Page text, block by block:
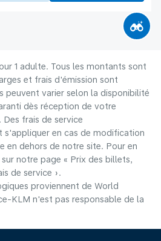
1 adulte. Tous les montants sont
et frais d'émission sont
peuvent varier selon la disponibilité
dès réception de votre
frais de service
s'appliquer en cas de modification
en dehors de notre site. Pour en
notre page « Prix des billets,
de service ».
proviennent de World
KLM n'est pas responsable de la